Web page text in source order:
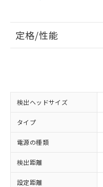
定格/性能
検出ヘッドサイズ
タイプ
電源の種類
検出距離
設定距離